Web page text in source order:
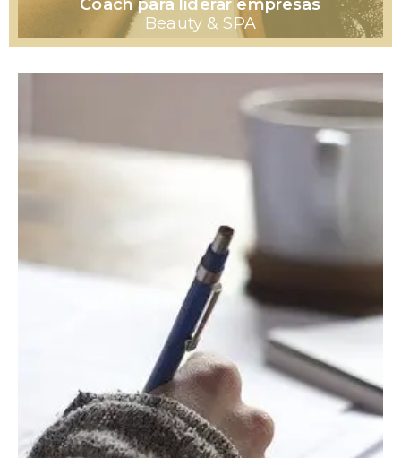
Coach para liderar empresas
Beauty & SPA